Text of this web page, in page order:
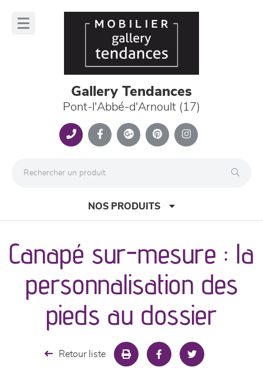
Gallery Tendances
Pont-l'Abbé-d'Arnoult (17)
NOS PRODUITS
canapés et fauteuils
séjours
meubles de complément
chambres et dressing
Canapé sur-mesure : la
personnalisation des
pieds au dossier
Retour liste